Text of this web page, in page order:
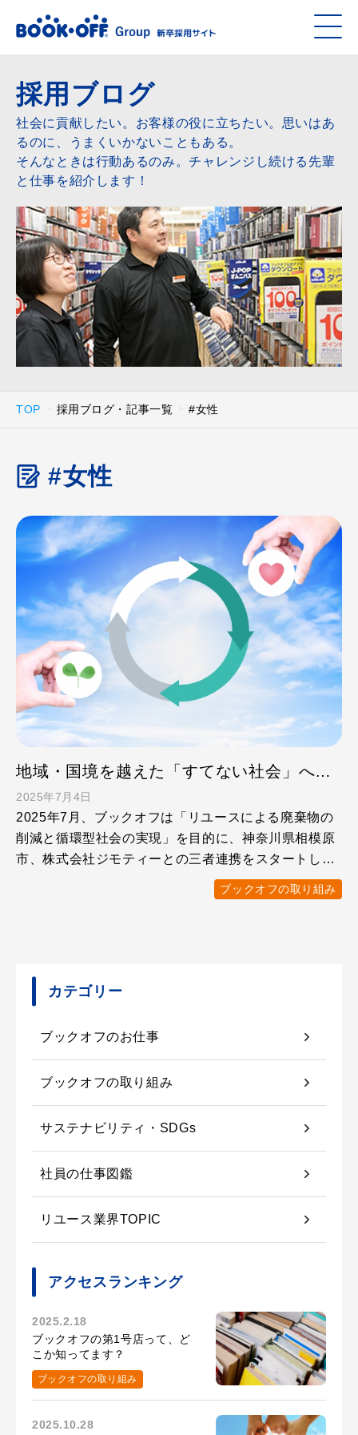
採用ブログ
社会に貢献したい。お客様の役に立ちたい。思いはあ
るのに、うまくいかないこともある。
そんなときは行動あるのみ。チャレンジし続ける先輩
と仕事を紹介します！
TOP 採用ブログ・記事一覧 #女性
#女性
地域・国境を越えた「すてない社会」への取り組み 相模原市・ジモティー・ブックオフのリユース三者連携を開始
2025年7月4日
2025年7月、ブックオフは「リユースによる廃棄物の
削減と循環型社会の実現」を目的に、神奈川県相模原
市、株式会社ジモティーとの三者連携をスタートしま
ブックオフの取り組み
カテゴリー
ブックオフのお仕事
ブックオフの取り組み
サステナビリティ・SDGs
社員の仕事図鑑
リユース業界TOPIC
アクセスランキング
2025.2.18
ブックオフの第1号店って、ど
こか知ってます？
ブックオフの取り組み
2025.10.28